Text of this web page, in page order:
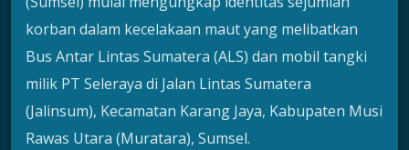
korban dalam kecelakaan maut yang melibatkan
Bus Antar Lintas Sumatera (ALS) dan mobil tangki
milik PT Seleraya di Jalan Lintas Sumatera
(Jalinsum), Kecamatan Karang Jaya, Kabupaten Musi
Rawas Utara (Muratara), Sumsel.